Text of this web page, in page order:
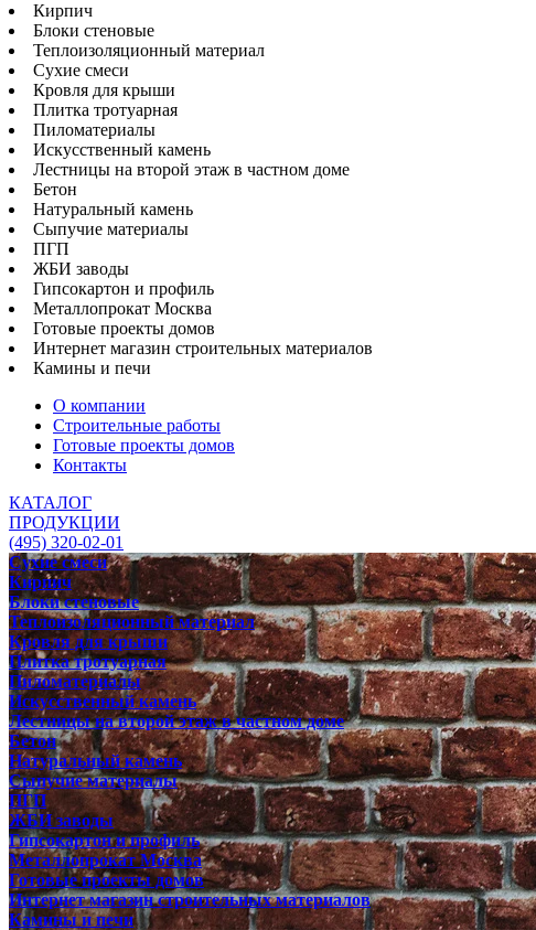
Кирпич
Блоки стеновые
Теплоизоляционный материал
Сухие смеси
Кровля для крыши
Плитка тротуарная
Пиломатериалы
Искусственный камень
Лестницы на второй этаж в частном доме
Бетон
Натуральный камень
Сыпучие материалы
ПГП
ЖБИ заводы
Гипсокартон и профиль
Металлопрокат Москва
Готовые проекты домов
Интернет магазин строительных материалов
Камины и печи
О компании
Строительные работы
Готовые проекты домов
Контакты
КАТАЛОГ
ПРОДУКЦИИ
(495) 320-02-01
Сухие смеси
Кирпич
Блоки стеновые
Теплоизоляционный материал
Кровля для крыши
Плитка тротуарная
Пиломатериалы
Искусственный камень
Лестницы на второй этаж в частном доме
Бетон
Натуральный камень
Сыпучие материалы
ПГП
ЖБИ заводы
Гипсокартон и профиль
Металлопрокат Москва
Готовые проекты домов
Интернет магазин строительных материалов
Камины и печи